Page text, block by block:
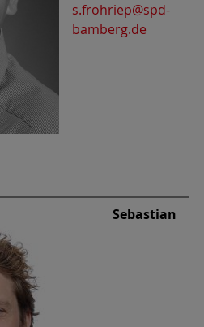
s.frohriep@spd-
bamberg.de
Sebastian